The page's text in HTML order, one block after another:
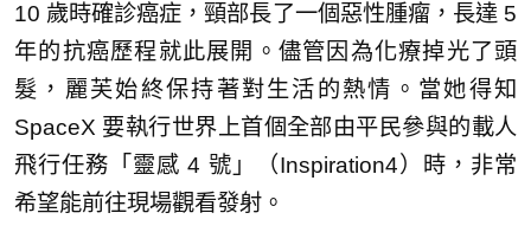
10 歲時確診癌症，頸部長了一個惡性腫瘤，長達 5
年的抗癌歷程就此展開。儘管因為化療掉光了頭
髮，麗芙始終保持著對生活的熱情。當她得知
SpaceX 要執行世界上首個全部由平民參與的載人
飛行任務「靈感 4 號」（Inspiration4）時，非常
希望能前往現場觀看發射。